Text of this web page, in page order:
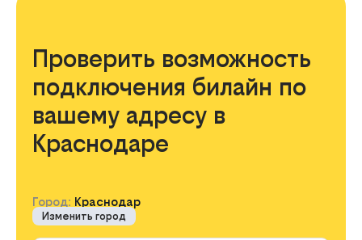
Проверить возможность
подключения билайн по
вашему адресу в
Краснодаре
Город: Краснодар
Изменить город